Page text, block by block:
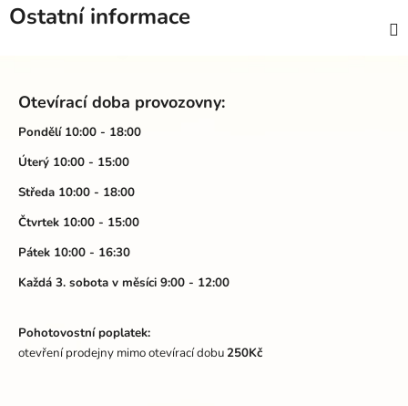
Ostatní informace
Otevírací doba provozovny:
Pondělí 10:00 - 18:00
Úterý 10:00 - 15:00
Středa 10:00 - 18:00
Čtvrtek 10:00 - 15:00
Pátek 10:00 - 16:30
Každá 3. sobota v měsíci 9:00 - 12:00
Pohotovostní poplatek:
otevření prodejny mimo otevírací dobu250Kč